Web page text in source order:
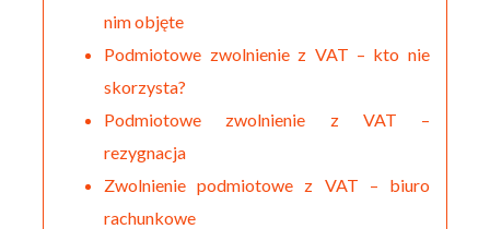
nim objęte
Podmiotowe zwolnienie z VAT – kto nie
skorzysta?
Podmiotowe zwolnienie z VAT –
rezygnacja
Zwolnienie podmiotowe z VAT – biuro
rachunkowe